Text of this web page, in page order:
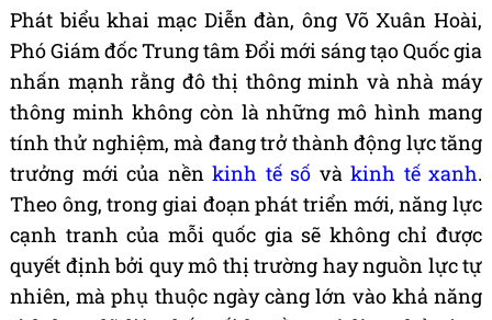
Phát biểu khai mạc Diễn đàn, ông Võ Xuân Hoài,
Phó Giám đốc Trung tâm Đổi mới sáng tạo Quốc gia
nhấn mạnh rằng đô thị thông minh và nhà máy
thông minh không còn là những mô hình mang
tính thử nghiệm, mà đang trở thành động lực tăng
trưởng mới của nền kinh tế số và kinh tế xanh.
Theo ông, trong giai đoạn phát triển mới, năng lực
cạnh tranh của mỗi quốc gia sẽ không chỉ được
quyết định bởi quy mô thị trường hay nguồn lực tự
nhiên, mà phụ thuộc ngày càng lớn vào khả năng